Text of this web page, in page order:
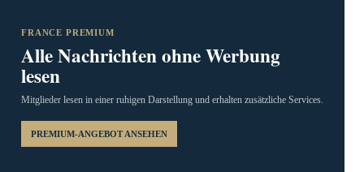
FRANCE PREMIUM
Alle Nachrichten ohne Werbung
lesen
Mitglieder lesen in einer ruhigen Darstellung und erhalten zusätzliche Services.
PREMIUM-ANGEBOT ANSEHEN